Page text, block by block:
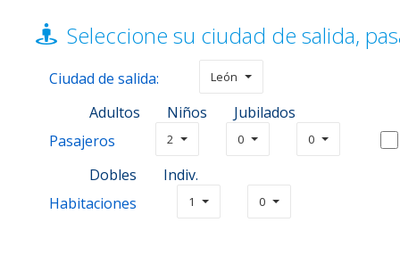
Seleccione su ciudad de salida,
Ciudad de salida: León
Adultos Niños
Jubilados
Pasajeros
2 0 0
Dobles
Indiv.
Habitaciones
1 0